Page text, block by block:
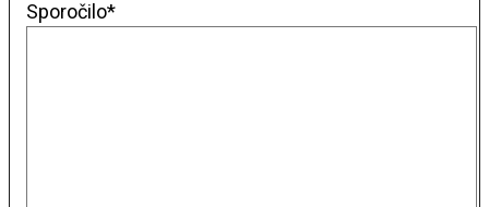
Sporočilo*